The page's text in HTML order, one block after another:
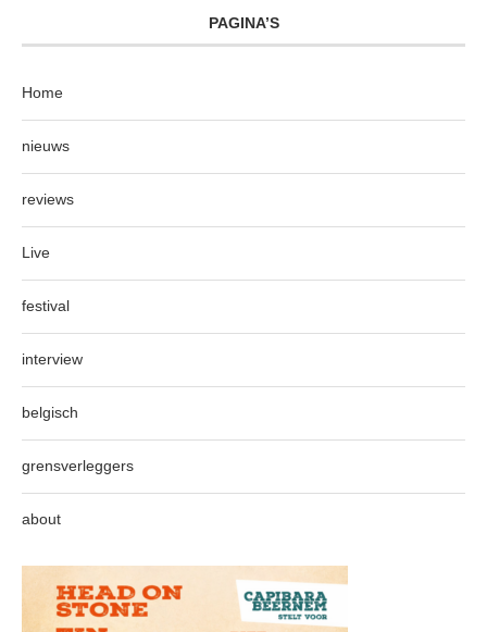
PAGINA’S
Home
nieuws
reviews
Live
festival
interview
belgisch
grensverleggers
about